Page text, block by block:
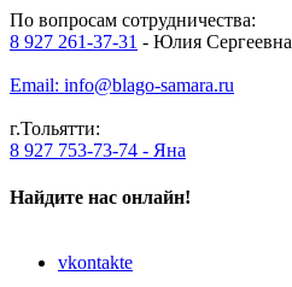
По вопросам сотрудничества:
8 927 261-37-31 - Юлия Сергеевна
Email: info@blago-samara.ru
г.Тольятти:
8 927 753-73-74 - Яна
Найдите нас онлайн!
vkontakte